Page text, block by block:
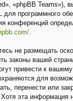
«phpBB Teams»),
для программного
конференций
.
не размещать
законы вашей
привести к
для
перенести или
эта информация